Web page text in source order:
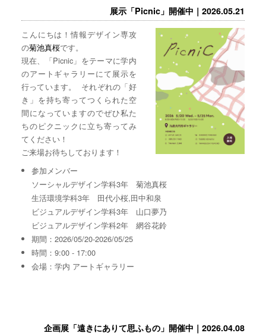
展示「Picnic」開催中｜2026.05.21
こんにちは！情報デザイン専攻
の菊池真桜です。
現在、「Picnic」をテーマに学内
のアートギャラリーにて展示を
行っています。 それぞれの「好
き」を持ち寄ってつくられた空
間になっていますのでぜひ私た
ちのピクニックに立ち寄ってみ
てください！
ご来場お待ちしております！
参加メンバー
ソーシャルデザイン学科3年 菊池真桜
生活環境学科3年 田代小桜,田中和泉
ビジュアルデザイン学科3年 山口夢乃
ビジュアルデザイン学科2年 網谷花鈴
期間：2026/05/20-2026/05/25
時間：9:00 - 17:00
会場：学内 アートギャラリー
企画展「遠きにありて思ふもの」開催中｜2026.04.08